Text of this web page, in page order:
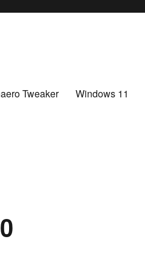
Tweaker Windows 11